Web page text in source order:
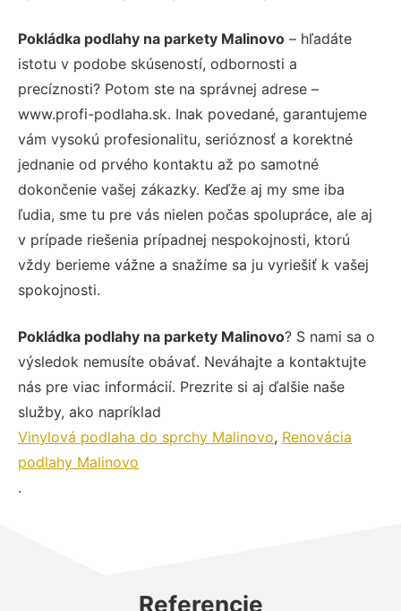
Pokládka podlahy na parkety Malinovo – hľadáte
istotu v podobe skúseností, odbornosti a
precíznosti? Potom ste na správnej adrese –
www.profi-podlaha.sk. Inak povedané, garantujeme
vám vysokú profesionalitu, serióznosť a korektné
jednanie od prvého kontaktu až po samotné
dokončenie vašej zákazky. Keďže aj my sme iba
ľudia, sme tu pre vás nielen počas spolupráce, ale aj
v prípade riešenia prípadnej nespokojnosti, ktorú
vždy berieme vážne a snažíme sa ju vyriešiť k vašej
spokojnosti.
Pokládka podlahy na parkety Malinovo? S nami sa o
výsledok nemusíte obávať. Neváhajte a kontaktujte
nás pre viac informácií. Prezrite si aj ďalšie naše
služby, ako napríklad
Vinylová podlaha do sprchy Malinovo, Renovácia
podlahy Malinovo
.
Referencie